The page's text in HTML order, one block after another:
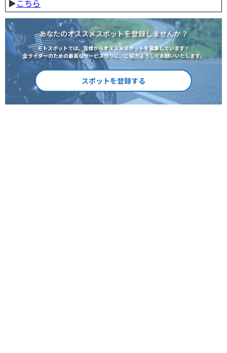
▶︎こちら
あなたのオススメスポットを登録しませんか？
モトスポットでは、皆様からオススメスポットを募集しています！
全ライダーのための最高なサービス作りに、ご協力よろしくお願いいたします。
スポットを登録する